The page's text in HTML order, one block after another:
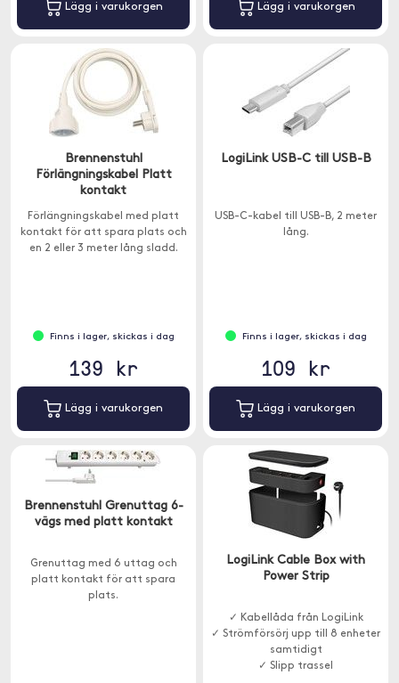
Lägg i varukorgen Lägg i varukorgen
Brennenstuhl
Förlängningskabel Platt
kontakt
Förlängningskabel med platt
kontakt för att spara plats och
en 2 eller 3 meter lång sladd.
Finns i lager, skickas i dag
139 kr
Lägg i varukorgen
LogiLink USB-C till USB-B
USB-C-kabel till USB-B, 2 meter
lång.
Finns i lager, skickas i dag
109 kr
Lägg i varukorgen
Brennenstuhl Grenuttag 6-
vägs med platt kontakt
Grenuttag med 6 uttag och
platt kontakt för att spara
plats.
LogiLink Cable Box with
Power Strip
✓ Kabellåda från LogiLink
✓ Strömförsörj upp till 8 enheter
samtidigt
✓ Slipp trassel